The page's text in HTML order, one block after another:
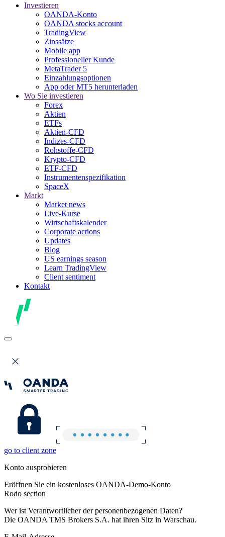
Investieren
OANDA-Konto
OANDA stocks account
TradingView
Zinssätze
Mobile app
Professioneller Kunde
MetaTrader 5
Einzahlungsoptionen
App oder MT5 herunterladen
Wo Sie investieren
Forex
Aktien
ETFs
Aktien-CFD
Indizes-CFD
Rohstoffe-CFD
Krypto-CFD
ETF-CFD
Instrumentenspezifikation
SpaceX
Markt
Market news
Live-Kurse
Wirtschaftskalender
Corporate actions
Updates
Blog
US earnings season
Learn TradingView
Client sentiment
Kontakt
go to client zone
Konto ausprobieren
Eröffnen Sie ein kostenloses OANDA-Demo-Konto
Rodo section
Wer ist Verantwortlicher der personenbezogenen Daten?
Die OANDA TMS Brokers S.A. hat ihren Sitz in Warschau.